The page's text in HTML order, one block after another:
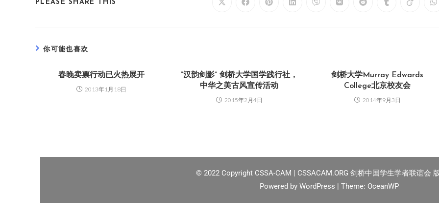
PLEASE SHARE THIS
你可能也喜欢
春晚卖票行动已火热展开
2013年1月18日
“汉韵剑影” 剑桥大学国学践行社，
中华之美古风宣传活动
2015年2月4日
剑桥大学Murray Edwards
College北京校友会
2014年9月3日
© 2022 Copyright CSSA-CAM | CSSACAM.ORG 剑桥中国学生学者联谊会
Powered by WordPress | Theme: OceanWP